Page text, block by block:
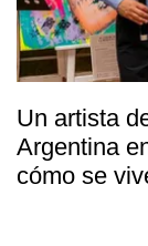
Un artista
Argentina
cómo se